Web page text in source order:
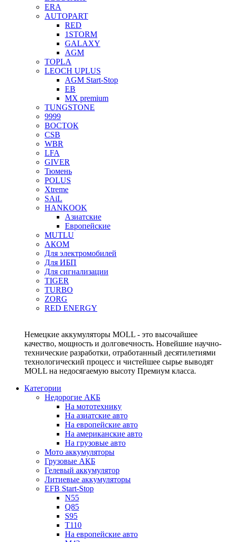
ERA
AUTOPART
RED
1STORM
GALAXY
AGM
TOPLA
LEOCH UPLUS
AGM Start-Stop
EB
MX premium
TUNGSTONE
9999
ВОСТОК
CSB
WBR
LFA
GIVER
Тюмень
POLUS
Xtreme
SAiL
HANKOOK
Азиатские
Европейские
MUTLU
АКОМ
Для электромобилей
Для ИБП
Для сигнализации
TIGER
TURBO
ZORG
RED ENERGY
Немецкие аккумуляторы MOLL - это высочайшее
качество, мощность и долговечность. Новейшие научно-
технические разработки, отработанный десятилетиями
технологический процесс и чистейшее сырье выводят
MOLL на недосягаемую высоту Премиум класса.
Категории
Недорогие АКБ
На мототехнику
На азиатские авто
На европейские авто
На американские авто
На грузовые авто
Мото аккумуляторы
Грузовые АКБ
Гелевый аккумулятор
Литиевые аккумуляторы
EFB Start-Stop
N55
Q85
S95
T110
На европейские авто